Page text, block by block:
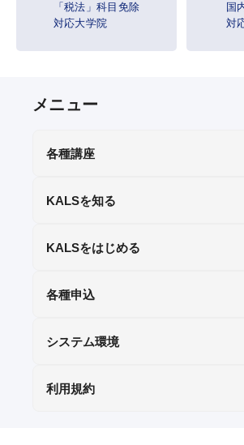
eラーニング推奨環境
教材等転売に関する禁止のお願い
各種講座
KALSを知る
KALSをはじめる
各種申込
システム環境
利用規約
「税法」科目免除
対応大学院
国
対